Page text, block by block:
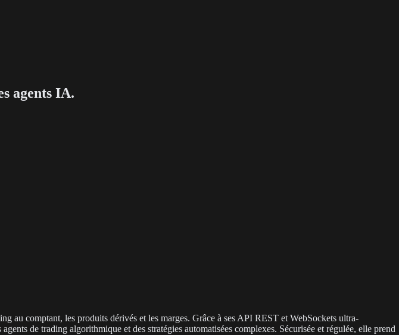
agents IA.
au comptant, les produits dérivés et les marges. Grâce à ses API REST et WebSockets ultra-
de trading algorithmique et des stratégies automatisées complexes. Sécurisée et régulée, elle prend